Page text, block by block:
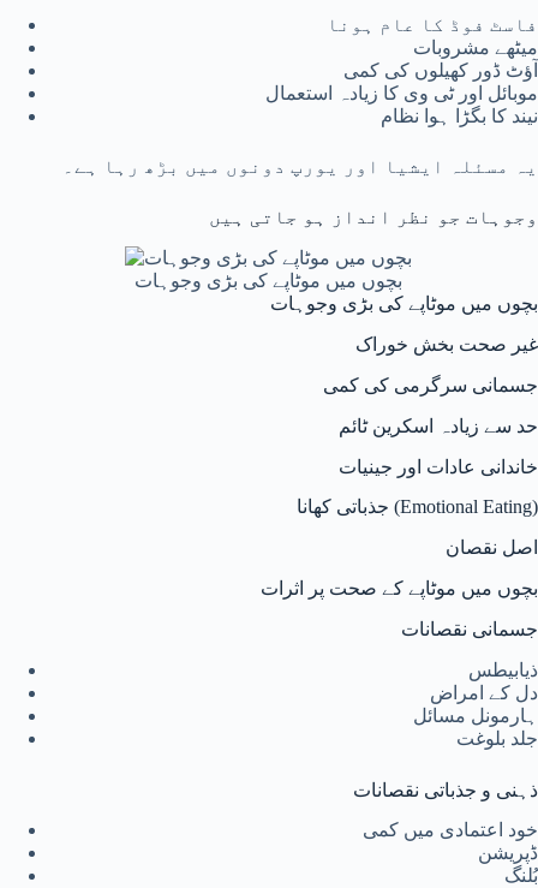
فاسٹ فوڈ کا عام ہونا
میٹھے مشروبات
آؤٹ ڈور کھیلوں کی کمی
موبائل اور ٹی وی کا زیادہ استعمال
نیند کا بگڑا ہوا نظام
یہ مسئلہ ایشیا اور یورپ دونوں میں بڑھ رہا ہے۔
وجوہات جو نظر انداز ہو جاتی ہیں
بچوں میں موٹاپے کی بڑی وجوہات
بچوں میں موٹاپے کی بڑی وجوہات
غیر صحت بخش خوراک
جسمانی سرگرمی کی کمی
حد سے زیادہ اسکرین ٹائم
خاندانی عادات اور جینیات
جذباتی کھانا (Emotional Eating)
اصل نقصان
بچوں میں موٹاپے کے صحت پر اثرات
جسمانی نقصانات
ذیابیطس
دل کے امراض
ہارمونل مسائل
جلد بلوغت
ذہنی و جذباتی نقصانات
خود اعتمادی میں کمی
ڈپریشن
بُلنگ